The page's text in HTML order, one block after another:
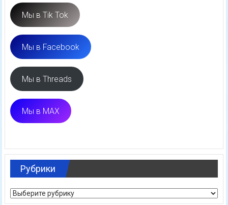
Мы в Tik Tok
Мы в Facebook
Мы в Threads
Мы в MAX
Рубрики
Рубрики